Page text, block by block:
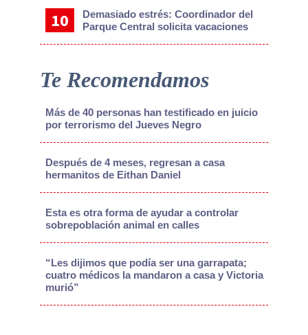
Demasiado estrés: Coordinador del
Parque Central solicita vacaciones
Te Recomendamos
Más de 40 personas han testificado en juicio
por terrorismo del Jueves Negro
Después de 4 meses, regresan a casa
hermanitos de Eithan Daniel
Esta es otra forma de ayudar a controlar
sobrepoblación animal en calles
“Les dijimos que podía ser una garrapata;
cuatro médicos la mandaron a casa y Victoria
murió”